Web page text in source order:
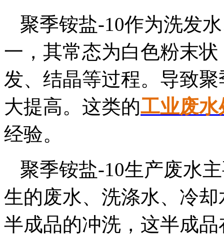
聚季铵盐-10作为洗发
一，其常态为白色粉末
发、结晶等过程。导致聚
大提高。这类的工业废水
经验。
聚季铵盐-10生产废水
生的废水、洗涤水、冷
半成品的冲洗，这半成